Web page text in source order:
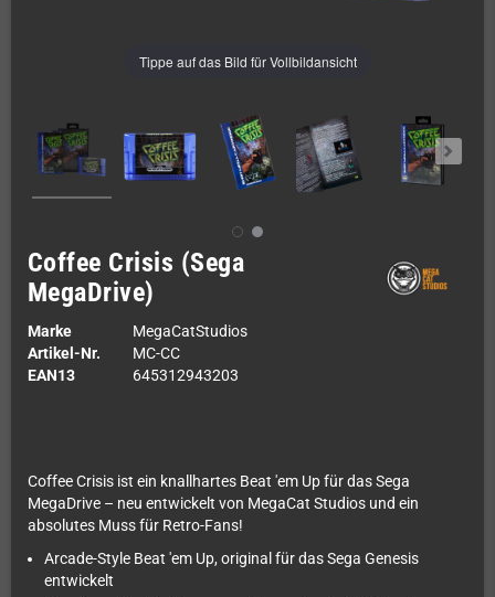
Tippe auf das Bild für Vollbildansicht
Coffee Crisis (Sega
MegaDrive)
Marke
MegaCatStudios
Artikel-Nr.
MC-CC
EAN13
645312943203
Coffee Crisis ist ein knallhartes Beat 'em Up für das Sega
MegaDrive – neu entwickelt von MegaCat Studios und ein
absolutes Muss für Retro-Fans!
Arcade-Style Beat 'em Up, original für das Sega Genesis
entwickelt